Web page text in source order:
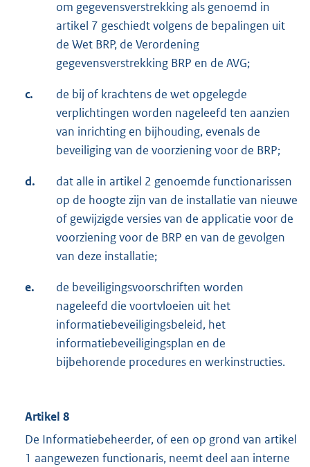
om gegevensverstrekking als genoemd in
artikel 7 geschiedt volgens de bepalingen uit
de Wet BRP, de Verordening
gegevensverstrekking BRP en de AVG;
c.
de bij of krachtens de wet opgelegde
verplichtingen worden nageleefd ten aanzien
van inrichting en bijhouding, evenals de
beveiliging van de voorziening voor de BRP;
d.
dat alle in artikel 2 genoemde functionarissen
op de hoogte zijn van de installatie van nieuwe
of gewijzigde versies van de applicatie voor de
voorziening voor de BRP en van de gevolgen
van deze installatie;
e.
de beveiligingsvoorschriften worden
nageleefd die voortvloeien uit het
informatiebeveiligingsbeleid, het
informatiebeveiligingsplan en de
bijbehorende procedures en werkinstructies.
Artikel 8
De Informatiebeheerder, of een op grond van artikel
1 aangewezen functionaris, neemt deel aan interne